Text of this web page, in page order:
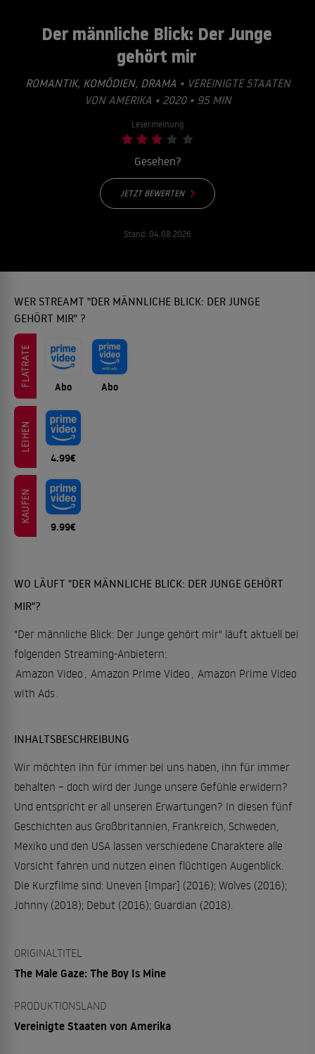
Der männliche Blick: Der Junge
gehört mir
ROMANTIK, KOMÖDIEN, DRAMA • VEREINIGTE STAATEN
VON AMERIKA • 2020 • 95 MIN
Lesermeinung
Gesehen?
JETZT BEWERTEN
Stand: 04.08.2026
WER STREAMT "DER MÄNNLICHE BLICK: DER JUNGE
GEHÖRT MIR" ?
FLATRATE Abo Abo
LEIHEN
4.99€
KAUFEN
9.99€
WO LÄUFT "DER MÄNNLICHE BLICK: DER JUNGE GEHÖRT
MIR"?
"Der männliche Blick: Der Junge gehört mir" läuft aktuell bei
folgenden Streaming-Anbietern:
Amazon Video
Amazon Prime Video
Amazon Prime Video
with Ads
INHALTSBESCHREIBUNG
Wir möchten ihn für immer bei uns haben, ihn für immer
behalten – doch wird der Junge unsere Gefühle erwidern?
Und entspricht er all unseren Erwartungen? In diesen fünf
Geschichten aus Großbritannien, Frankreich, Schweden,
Mexiko und den USA lassen verschiedene Charaktere alle
Vorsicht fahren und nutzen einen flüchtigen Augenblick.
Die Kurzfilme sind: Uneven [Impar] (2016); Wolves (2016);
Johnny (2018); Debut (2016); Guardian (2018).
ORIGINALTITEL
The Male Gaze: The Boy Is Mine
PRODUKTIONSLAND
Vereinigte Staaten von Amerika